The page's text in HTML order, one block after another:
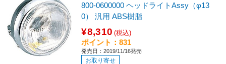
800-0600000 ヘッドライトAssy（φ13
0） 汎用 ABS樹脂
¥8,310 (税込)
ポイント：831
発売日：2019/11/16発売
お取り寄せ